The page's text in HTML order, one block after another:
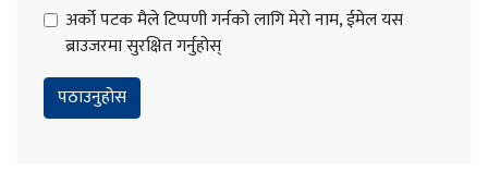
अर्को पटक मैले टिप्पणी गर्नको लागि मेरो नाम, ईमेल यस
ब्राउजरमा सुरक्षित गर्नुहोस्